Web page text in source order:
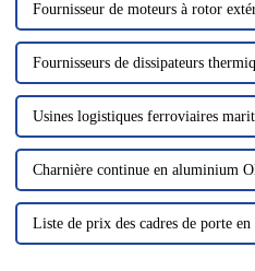
Fournisseur de moteurs à rotor
Fournisseurs de dissipateurs
Usines logistiques ferroviaires
Charnière continue en aluminium
Liste de prix des cadres de porte